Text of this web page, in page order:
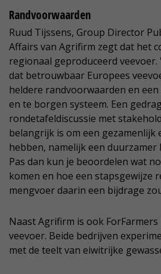
Randvoorwaarden
Ruud Tijssens, Group Director
Affairs van Agrifirm zegt dat het
regionaal geproduceerd
dat betrouwbaar Europees
heldere randvoorwaarden en
en te borgen systeem. Een
rondetafeldiscussie met
belangrijk is om een gezamenlijk
hebben, namelijk een duurzamer
Pas dan kun je beoordelen wat
komen en hoe een stapsgewijze
mengvoer daarin een bijdrage
Naast Agrifirm is ook
veevoer. Beide bedrijven
met de teelt van eiwitrijke